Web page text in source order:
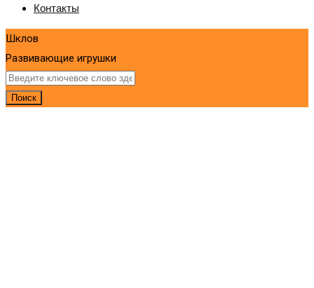
Контакты
Шклов
Развивающие игрушки
Поиск